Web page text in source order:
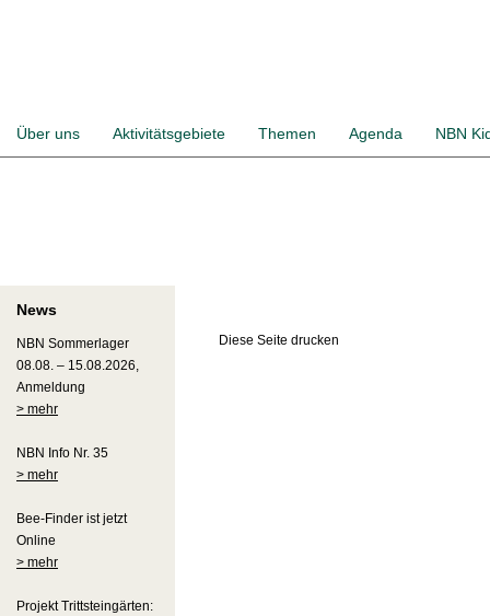
Über uns Aktivitätsgebiete Themen Agenda NBN
News
NBN Sommerlager
08.08. – 15.08.2026,
Anmeldung
> mehr
NBN Info Nr. 35
> mehr
Bee-Finder ist jetzt
Online
> mehr
Projekt Trittsteingärten:
Diese Seite drucken